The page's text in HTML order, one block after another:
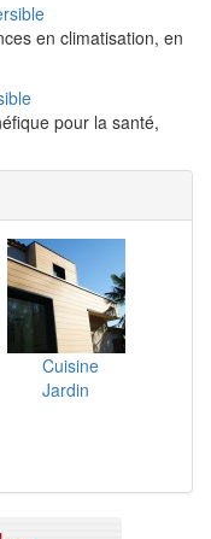
en climatisation, en
pour la santé,
Cuisine
Jardin